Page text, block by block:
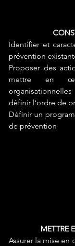
Identifier et
prévention
Proposer des
mettre en
définir l’ordre de
Définir un
de prévention
METTRE
Assurer la mise en